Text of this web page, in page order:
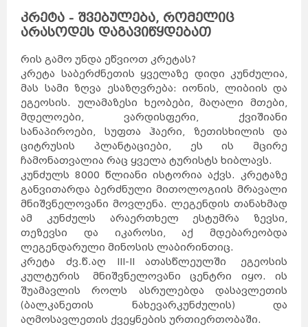
კრეტა - შვებულება, რომელიც
არასოდეს დაგავიწყდებათ
რის გამო უნდა ეწვიოთ კრეტას?
კრეტა საბერძნეთის ყველაზე დიდი კუნძულია,
მას სამი ზღვა ესაზღვრება: იონის, ლიბიის და
ეგეოსის. ულამაზესი ხეობები, მაღალი მთები,
მდელოები, ვარდისფერი, ქვიშიანი
სანაპიროები, სუფთა ჰაერი, ზეთისხილის და
ციტრუსის პლანტაციები, ეს ის მცირე
ჩამონათვალია რაც ყველა ტურისტს ხიბლავს.
კუნძულს 8000 წლიანი ისტორია აქვს. კრეტაზე
განვითარდა ბერძნული მითოლოგიის მრავალი
მნიშვნელოვანი მოვლენა. ლეგენდის თანახმად
ამ კუნძულს არაერთხელ ესტუმრა ზევსი,
თეზევსი და იკაროსი, აქ მდებარეობდა
ლეგენდარული მინოსის ლაბირინთიც.
კრეტა ძვ.წ.აღ III-II ათასწლეულში ეგეოსის
კულტურის მნიშვნელოვანი ცენტრი იყო. ის
შუამავლის როლს ასრულებდა დასავლეთის
(ბალკანეთის ნახევარკუნძულის) და
აღმოსავლეთის ქვეყნების ურთიერთობაში.